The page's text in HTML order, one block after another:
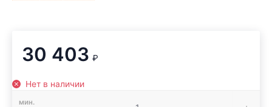
30 403 ₽
Нет в наличии
мин.